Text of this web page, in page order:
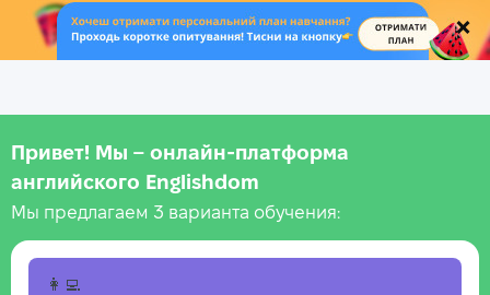
.
Привет! Мы – онлайн‑платформа
английского Englishdom
Мы предлагаем 3 варианта обучения:
👩‍💻